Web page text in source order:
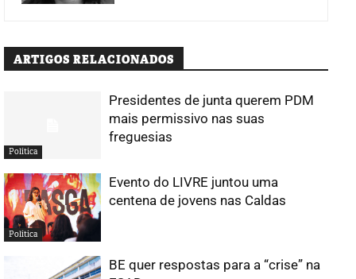
ARTIGOS RELACIONADOS
Política
Presidentes de junta querem PDM
mais permissivo nas suas
freguesias
Política
Evento do LIVRE juntou uma
centena de jovens nas Caldas
BE quer respostas para a “crise” na